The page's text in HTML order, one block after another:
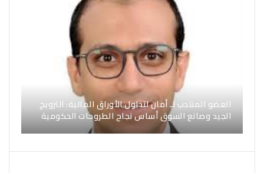
العضو المنتدب لـ أمان لتداول الأوراق المالية: الترويج
الجيد وصانع السوق أساس نجاح الطروحات الحكومية